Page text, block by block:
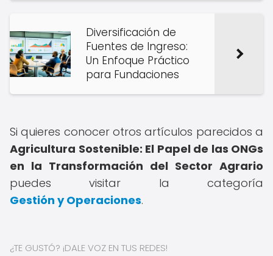
Diversificación de
Fuentes de Ingreso:
Un Enfoque Práctico
para Fundaciones
Si quieres conocer otros artículos parecidos a
Agricultura Sostenible: El Papel de las ONGs
en la Transformación del Sector Agrario
puedes visitar la categoría
Gestión y Operaciones.
¿TE GUSTÓ? ¡DALE VOZ EN TUS REDES!